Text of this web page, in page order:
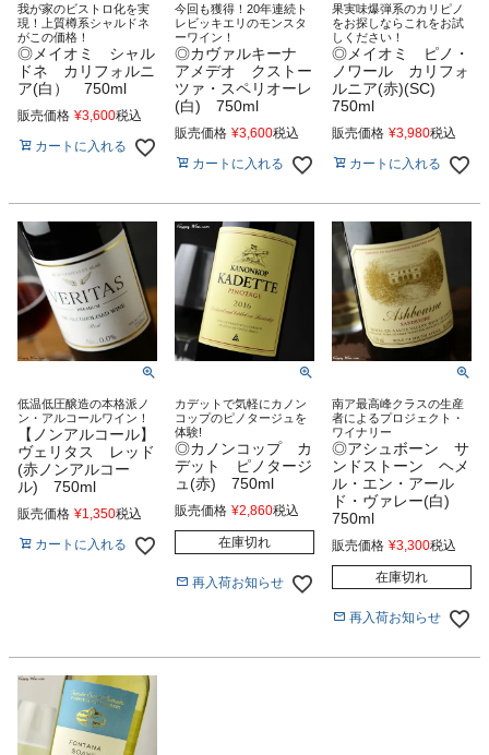
我が家のビストロ化を実
現！上質樽系シャルドネ
がこの価格！
◎メイオミ シャル
ドネ カリフォルニ
ア(白） 750ml
販売価格 ¥3,600税込
カートに入れる
今回も獲得！20年連続ト
レビッキエリのモンスタ
ーワイン！
◎カヴァルキーナ
アメデオ クストー
ツァ・スペリオーレ
(白) 750ml
販売価格 ¥3,600税込
カートに入れる
果実味爆弾系のカリピノ
をお探しならこれをお試
しください！
◎メイオミ ピノ・
ノワール カリフォ
ルニア(赤)(SC)
750ml
販売価格 ¥3,980税込
カートに入れる
低温低圧醸造の本格派ノ
ン・アルコールワイン！
【ノンアルコール】
ヴェリタス レッド
(赤ノンアルコー
ル) 750ml
販売価格 ¥1,350税込
カートに入れる
カデットで気軽にカノン
コップのピノタージュを
体験!
◎カノンコップ カ
デット ピノタージ
ュ(赤) 750ml
販売価格 ¥2,860税込
在庫切れ
再入荷お知らせ
南ア最高峰クラスの生産
者によるプロジェクト・
ワイナリー
◎アシュボーン サ
ンドストーン ヘメ
ル・エン・アール
ド・ヴァレー(白)
750ml
販売価格 ¥3,300税込
在庫切れ
再入荷お知らせ